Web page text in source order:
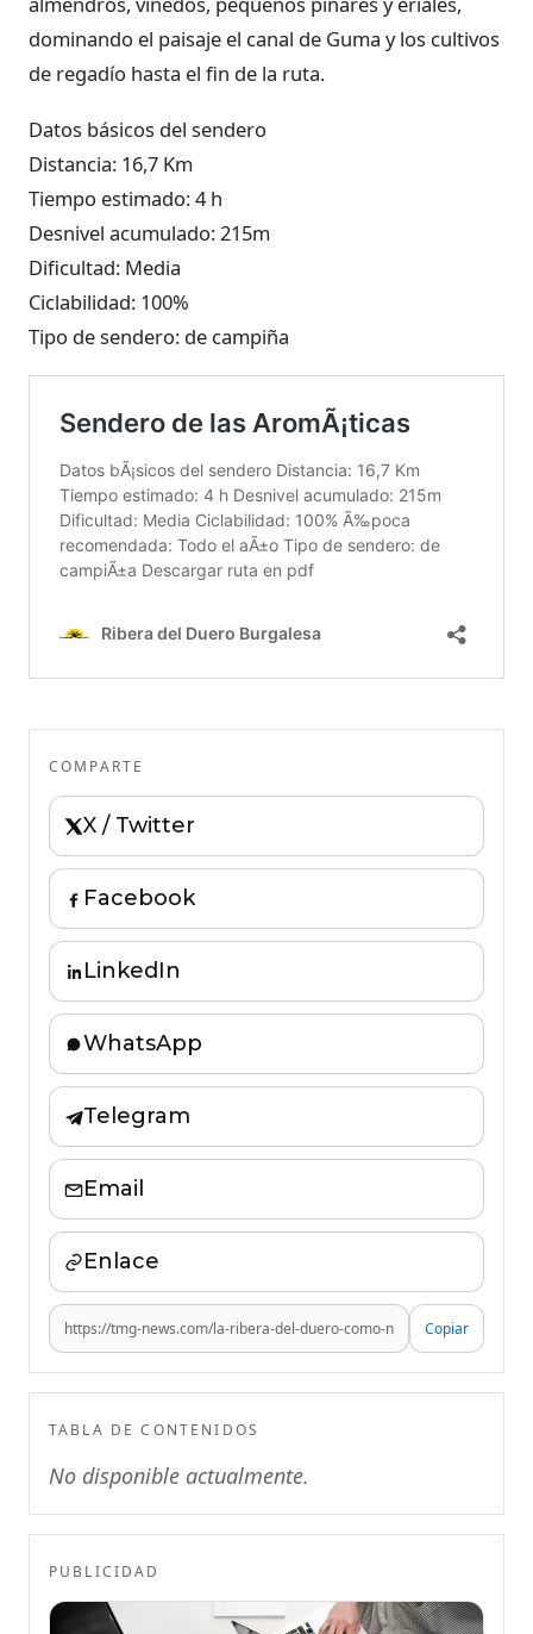
dominando el paisaje el canal de Guma y los cultivos
de regadío hasta el fin de la ruta.
Datos básicos del sendero
Distancia: 16,7 Km
Tiempo estimado: 4 h
Desnivel acumulado: 215m
Dificultad: Media
Ciclabilidad: 100%
Tipo de sendero: de campiña
COMPARTE
X / Twitter
Facebook
LinkedIn
WhatsApp
Telegram
Email
Enlace
Copiar
TABLA DE CONTENIDOS
No disponible actualmente.
PUBLICIDAD